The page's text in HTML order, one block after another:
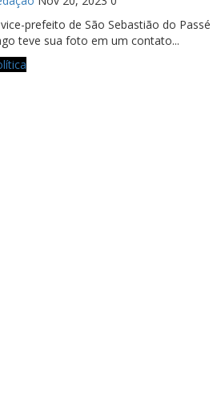
prefeito de São Sebastião do
teve sua foto em um contato...